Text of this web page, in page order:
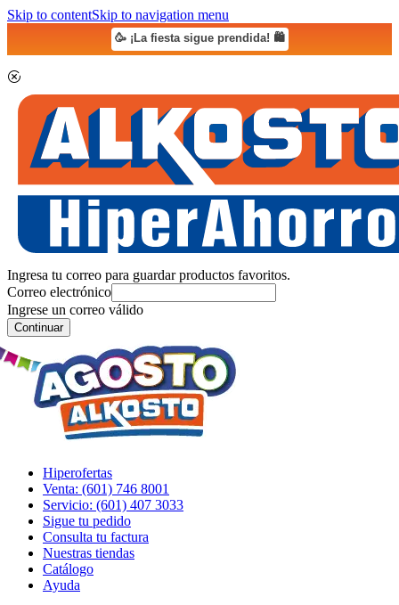
Skip to contentSkip to navigation menu
🥳 ¡La fiesta sigue prendida! 🛍️
Ingresa tu correo para guardar productos favoritos.
Correo electrónico
Ingrese un correo válido
Continuar
Hiperofertas
Venta: (601) 746 8001
Servicio: (601) 407 3033
Sigue tu pedido
Consulta tu factura
Nuestras tiendas
Catálogo
Ayuda